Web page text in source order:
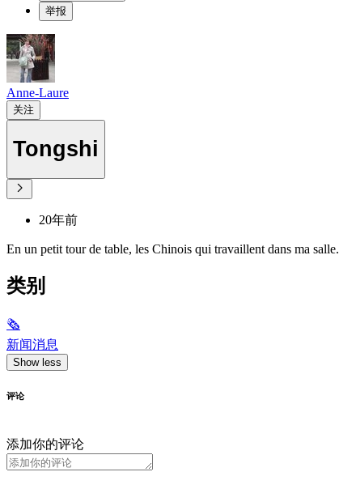
举报
Anne-Laure
关注
Tongshi
20年前
En un petit tour de table, les Chinois qui travaillent dans ma salle.
类别
🗞
新闻消息
Show less
评论
添加你的评论